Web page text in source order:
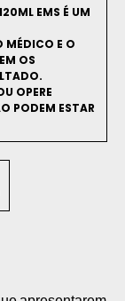
EMS É UM
MÉDICO E O
OS
OPERE
PODEM ESTAR